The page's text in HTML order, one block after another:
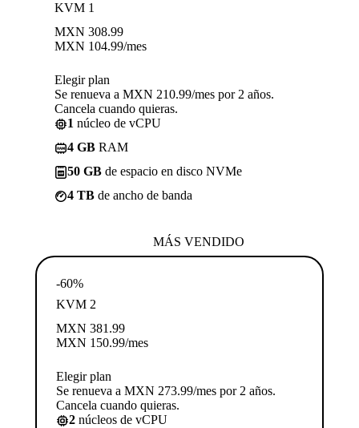
KVM 1
MXN 308.99
MXN 104.99/mes
Elegir plan
Se renueva a MXN 210.99/mes por 2 años.
Cancela cuando quieras.
1 núcleo de vCPU
4 GB RAM
50 GB de espacio en disco NVMe
4 TB de ancho de banda
MÁS VENDIDO
-60%
KVM 2
MXN 381.99
MXN 150.99/mes
Elegir plan
Se renueva a MXN 273.99/mes por 2 años.
Cancela cuando quieras.
2 núcleos de vCPU